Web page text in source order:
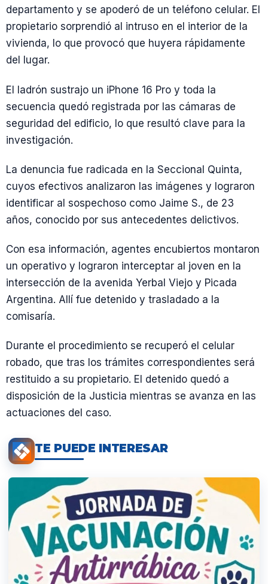
departamento y se apoderó de un teléfono celular. El
propietario sorprendió al intruso en el interior de la
vivienda, lo que provocó que huyera rápidamente
del lugar.
El ladrón sustrajo un iPhone 16 Pro y toda la
secuencia quedó registrada por las cámaras de
seguridad del edificio, lo que resultó clave para la
investigación.
La denuncia fue radicada en la Seccional Quinta,
cuyos efectivos analizaron las imágenes y lograron
identificar al sospechoso como Jaime S., de 23
años, conocido por sus antecedentes delictivos.
Con esa información, agentes encubiertos montaron
un operativo y lograron interceptar al joven en la
intersección de la avenida Yerbal Viejo y Picada
Argentina. Allí fue detenido y trasladado a la
comisaría.
Durante el procedimiento se recuperó el celular
robado, que tras los trámites correspondientes será
restituido a su propietario. El detenido quedó a
disposición de la Justicia mientras se avanza en las
actuaciones del caso.
TE PUEDE INTERESAR